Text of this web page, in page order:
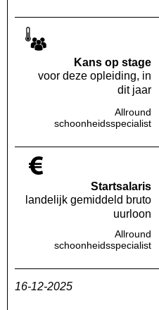
Kans op stage
voor deze opleiding, in
dit jaar
Allround
schoonheidsspecialist
Startsalaris
landelijk gemiddeld bruto
uurloon
Allround
schoonheidsspecialist
16-12-2025